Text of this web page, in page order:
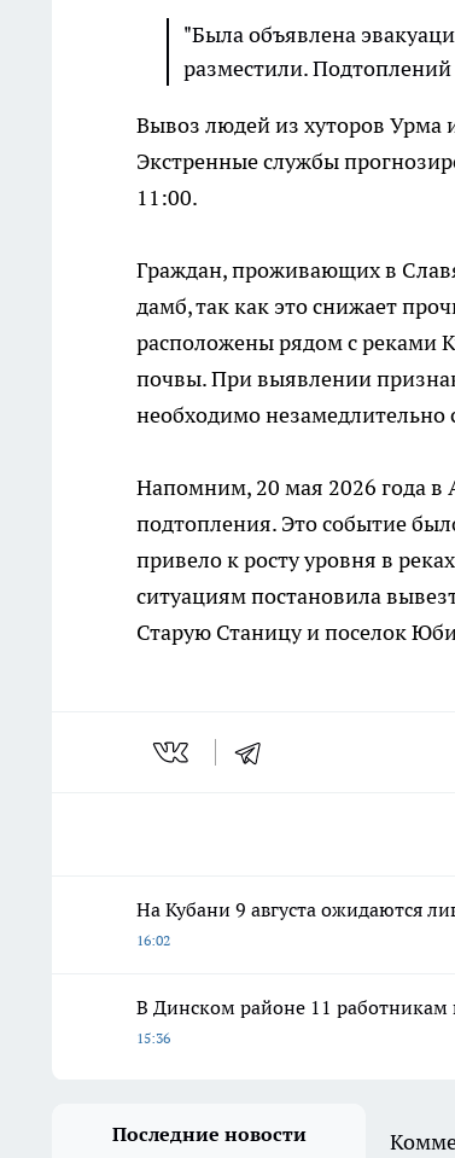
"Была объявлена
разместили.
Вывоз людей из хуторов Урма
Экстренные службы
11:00.
Граждан, проживающих в
дамб, так как это снижает
расположены рядом с реками
почвы. При выявлении
необходимо незамедлительно
Напомним, 20 мая 2026 года в
подтопления. Это событие
привело к росту уровня в
ситуациям постановила
Старую Станицу и поселок
На Кубани 9 августа ожидаются
16:02
В Динском районе 11 работникам
15:36
Последние новости